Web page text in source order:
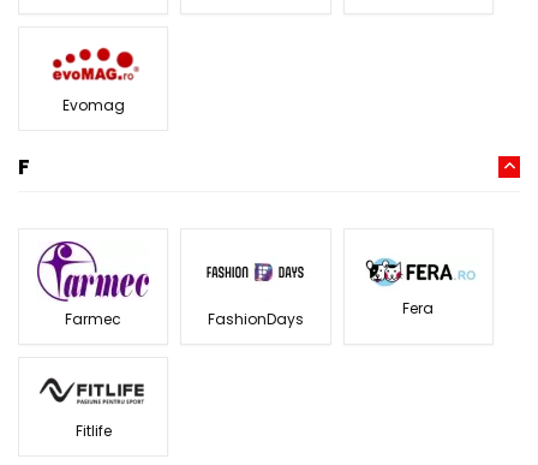
Evomag
F
Farmec FashionDays
Fera
Fitlife